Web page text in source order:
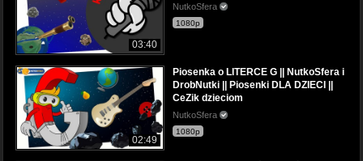
03:40
NutkoSfera
1080p
02:49
Piosenka o LITERCE G || NutkoSfera i
DrobNutki || Piosenki DLA DZIECI ||
CeZik dzieciom
NutkoSfera
1080p